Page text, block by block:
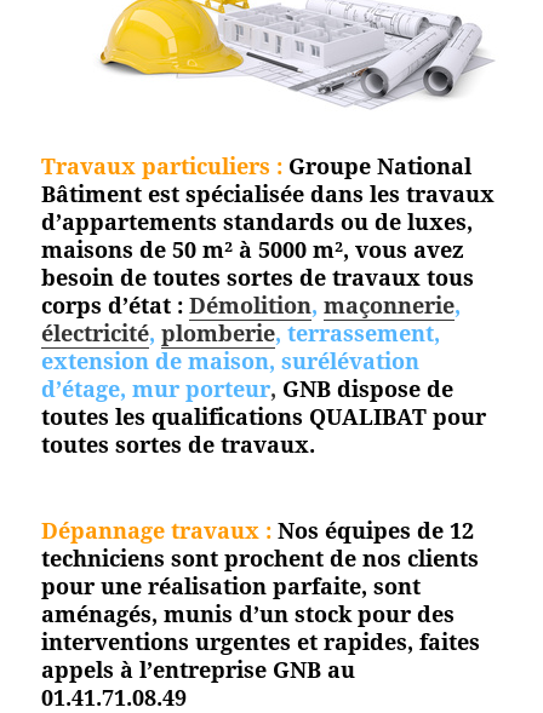
Travaux particuliers : Groupe National
Bâtiment est spécialisée dans les travaux
d’appartements standards ou de luxes,
maisons de 50 m² à 5000 m², vous avez
besoin de toutes sortes de travaux tous
corps d’état : Démolition,maçonnerie,
électricité,plomberie, terrassement,
extension de maison, surélévation
d’étage, mur porteur, GNB dispose de
toutes les qualifications QUALIBAT pour
toutes sortes de travaux.
Dépannage travaux : Nos équipes de 12
techniciens sont prochent de nos clients
pour une réalisation parfaite, sont
aménagés, munis d’un stock pour des
interventions urgentes et rapides, faites
appels à l’entreprise GNB au
01.41.71.08.49